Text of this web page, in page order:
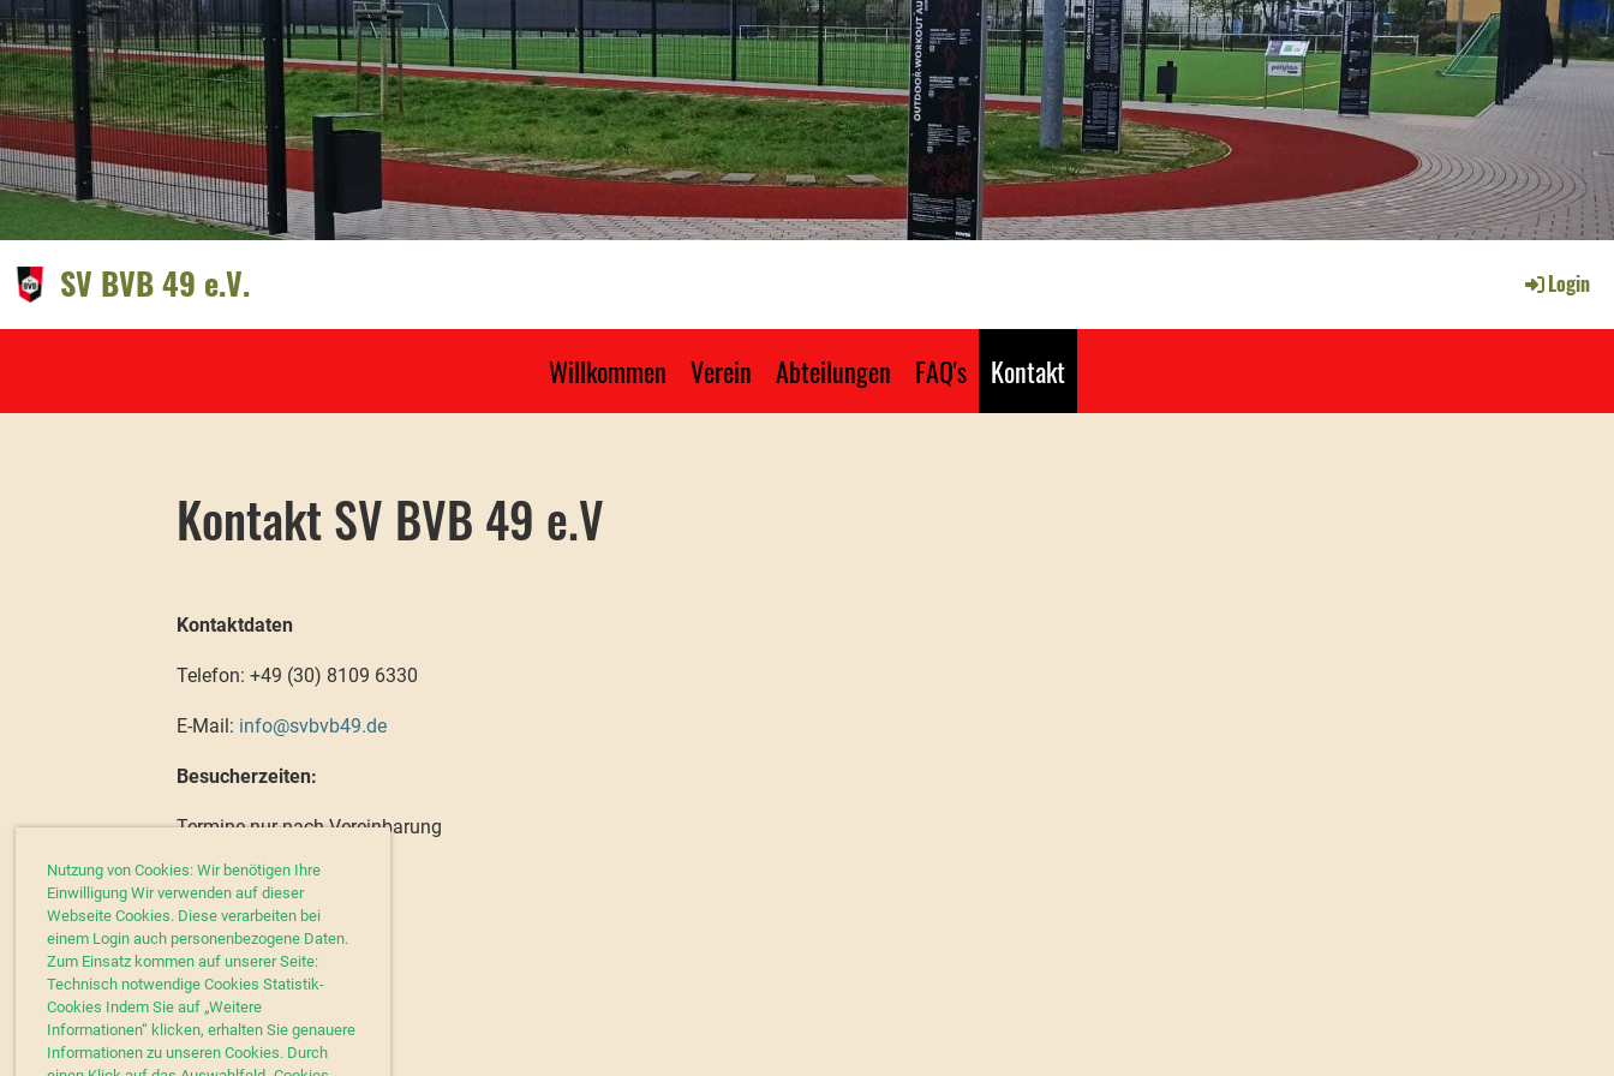
Nutzung von Cookies: Wir benötigen Ihre
Einwilligung Wir verwenden auf dieser
Webseite Cookies. Diese verarbeiten bei
einem Login auch personenbezogene Daten.
Zum Einsatz kommen auf unserer Seite:
Technisch notwendige Cookies Statistik-
Cookies Indem Sie auf „Weitere
Informationen“ klicken, erhalten Sie genauere
Informationen zu unseren Cookies. Durch
SV BVB 49 e.V. Login
Willkommen Verein Abteilungen FAQ's Kontakt
Kontakt SV BVB 49 e.V
Kontaktdaten
Telefon: +49 (30) 8109 6330
E-Mail: info@svbvb49.de
Besucherzeiten:
Termine nur nach Vereinbarung
Postanschrift
SV BVB 49 e.V.
Siegfriedstr. 71
10365 Berlin